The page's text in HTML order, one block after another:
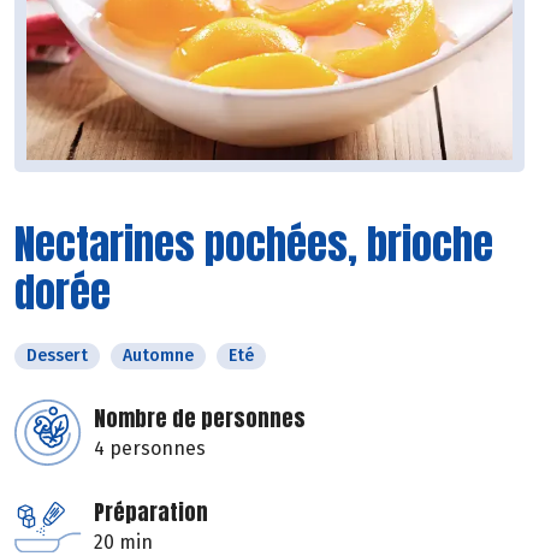
Nectarines pochées, brioche
dorée
Dessert Automne Eté
Nombre de personnes
4 personnes
Préparation
20 min